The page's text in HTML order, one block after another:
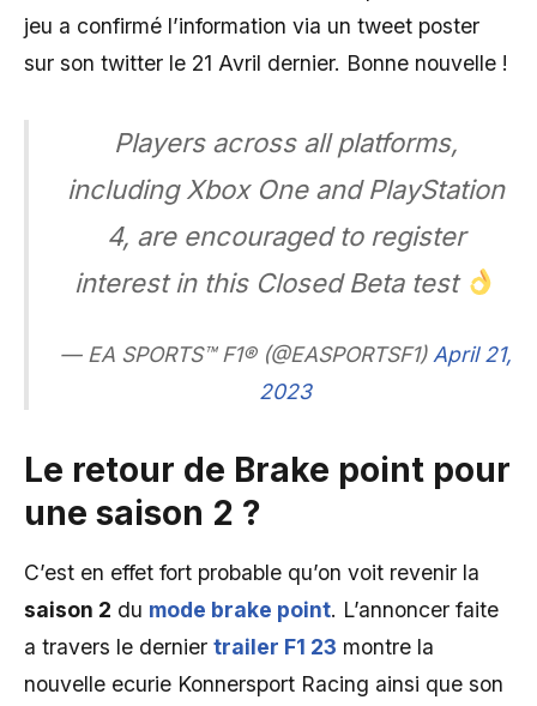
jeu a confirmé l’information via un tweet poster
sur son twitter le 21 Avril dernier. Bonne nouvelle !
Players across all platforms,
including Xbox One and PlayStation
4, are encouraged to register
interest in this Closed Beta test
— EA SPORTS™ F1® (@EASPORTSF1) April 21,
2023
Le retour de Brake point pour
une saison 2 ?
C’est en effet fort probable qu’on voit revenir la
saison 2 du mode brake point. L’annoncer faite
a travers le dernier trailer F1 23 montre la
nouvelle ecurie Konnersport Racing ainsi que son